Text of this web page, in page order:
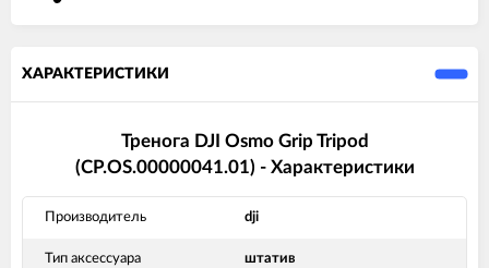
ХАРАКТЕРИСТИКИ
Тренога DJI Osmo Grip Tripod
(CP.OS.00000041.01) - Характеристики
Производитель dji
Тип аксессуара штатив